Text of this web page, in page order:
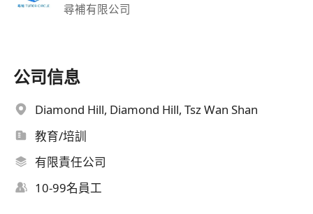
尋補有限公司
公司信息
Diamond Hill, Diamond Hill, Tsz Wan Shan
教育/培訓
有限責任公司
10-99名員工